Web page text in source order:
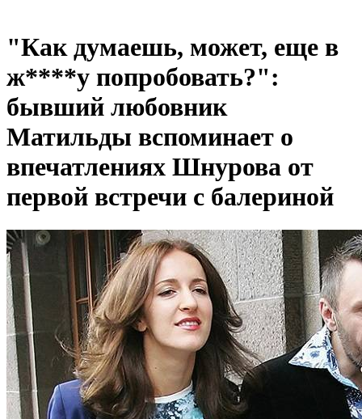
"Как думаешь, может, еще в
ж****у попробовать?":
бывший любовник
Матильды вспоминает о
впечатлениях Шнурова от
первой встречи с балериной